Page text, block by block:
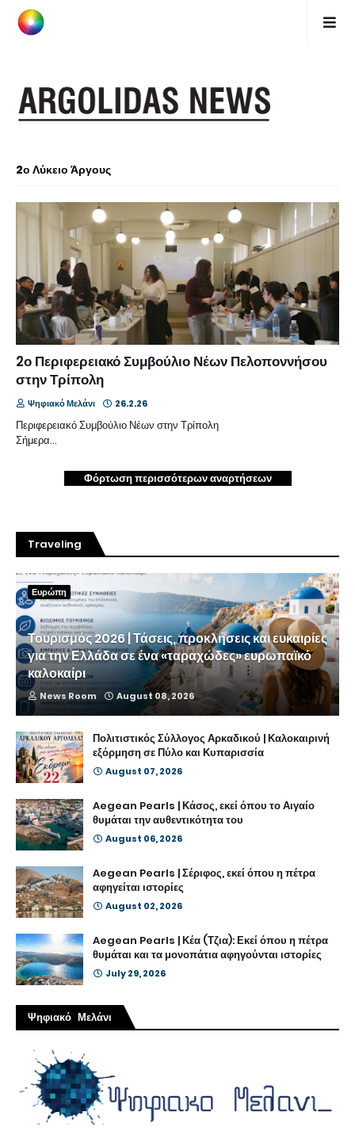
2ο Λύκειο Άργους
2ο Περιφερειακό Συμβούλιο Νέων Πελοποννήσου
στην Τρίπολη
Ψηφιακό Μελάνι 26.2.26
Περιφερειακό Συμβούλιο Νέων στην Τρίπολη
Σήμερα…
Φόρτωση περισσότερων αναρτήσεων
Traveling
Ευρώπη
Τουρισμός 2026 | Τάσεις, προκλήσεις και ευκαιρίες
για την Ελλάδα σε ένα «ταραχώδες» ευρωπαϊκό
καλοκαίρι
News Room August 08, 2026
Πολιτιστικός Σύλλογος Αρκαδικού | Καλοκαιρινή
εξόρμηση σε Πύλο και Κυπαρισσία
August 07, 2026
Aegean Pearls | Κάσος, εκεί όπου το Αιγαίο
θυμάται την αυθεντικότητα του
August 06, 2026
Aegean Pearls | Σέριφος, εκεί όπου η πέτρα
αφηγείται ιστορίες
August 02, 2026
Aegean Pearls | Κέα (Τζια): Εκεί όπου η πέτρα
θυμάται και τα μονοπάτια αφηγούνται ιστορίες
July 29, 2026
Ψηφιακό Μελάνι